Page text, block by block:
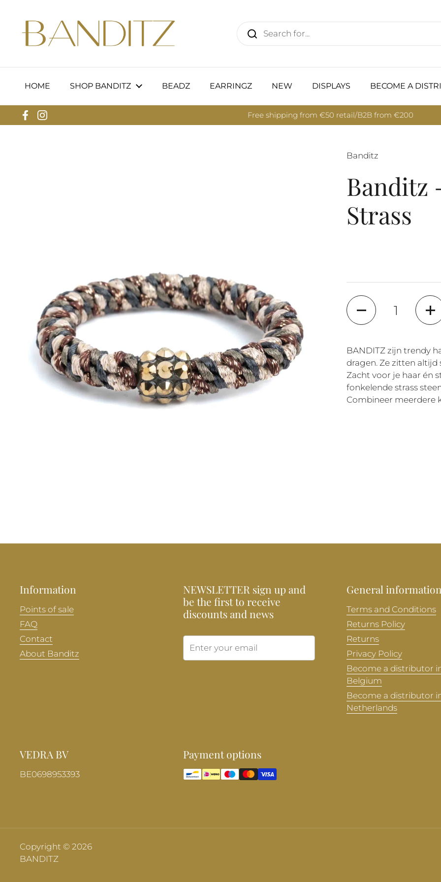
HOME SHOP BANDITZ BEADZ EARRINGZ NEW DISPLAYS BECOME A
Facebook
Instagram
Free shipping from €50 retail/B2B from €200
Banditz
Banditz
Strass
Quantity
BANDITZ zijn trendy
dragen. Ze zitten altijd
Zacht voor je haar én
fonkelende strass
Combineer meerdere
Information
Points of sale
FAQ
Contact
About Banditz
NEWSLETTER sign up and
be the first to receive
discounts and news
General information
Terms and Conditions
Returns Policy
Returns
Privacy Policy
Become a distributor
Belgium
Become a distributor
Netherlands
VEDRA BV
BE0698953393
Payment options
Copyright © 2026
BANDITZ